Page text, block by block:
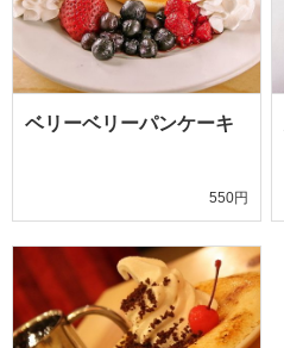
ベリーベリーパンケーキ
550円